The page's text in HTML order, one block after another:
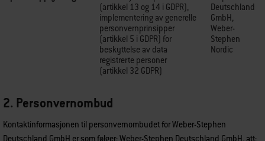
(artikkel 13 og 14 i GDPR),
implementering av generelle
personvernprinsipper
(artikkel 5 i GDPR) for
beskyttelse av data
registrerte personer
(artikkel 32 GDPR)
Deutschland
GmbH,
Weber-
Stephen
Nordic
2. Personvernombud
Kontaktinformasjonen til personvernombudet for Weber-Stephen
Deutschland GmbH er som følger: Weber-Stephen Deutschland GmbH, att: